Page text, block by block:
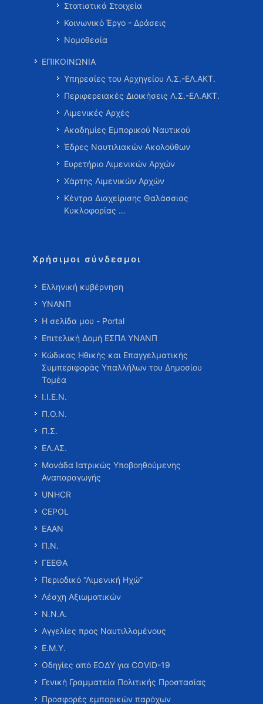
Στατιστικά Στοιχεία
Κοινωνικό Έργο - Δράσεις
Νομοθεσία
ΕΠΙΚΟΙΝΩΝΙΑ
Υπηρεσίες του Αρχηγείου Λ.Σ.-ΕΛ.ΑΚΤ.
Περιφερειακές Διοικήσεις Λ.Σ.-ΕΛ.ΑΚΤ.
Λιμενικές Αρχές
Ακαδημίες Εμπορικού Ναυτικού
Έδρες Ναυτιλιακών Ακολούθων
Ευρετήριο Λιμενικών Αρχών
Χάρτης Λιμενικών Αρχών
Κέντρα Διαχείρισης Θαλάσσιας
Κυκλοφορίας …
Χρήσιμοι σύνδεσμοι
Ελληνική κυβέρνηση
ΥΝΑΝΠ
Η σελίδα μου - Portal
Επιτελική Δομή ΕΣΠΑ ΥΝΑΝΠ
Κώδικας Ηθικής και Επαγγελματικής
Συμπεριφοράς Υπαλλήλων του Δημοσίου
Τομέα
Ι.Ι.Ε.Ν.
Π.Ο.Ν.
Π.Σ.
ΕΛ.ΑΣ.
Μονάδα Ιατρικώς Υποβοηθούμενης
Αναπαραγωγής
UNHCR
CEPOL
ΕΑΑΝ
Π.Ν.
ΓΕΕΘΑ
Περιοδικό “Λιμενική Ηχώ”
Λέσχη Αξιωματικών
Ν.Ν.Α.
Αγγελίες προς Ναυτιλλομένους
Ε.Μ.Υ.
Οδηγίες από ΕΟΔΥ για COVID-19
Γενική Γραμματεία Πολιτικής Προστασίας
Προσφορές εμπορικών παρόχων